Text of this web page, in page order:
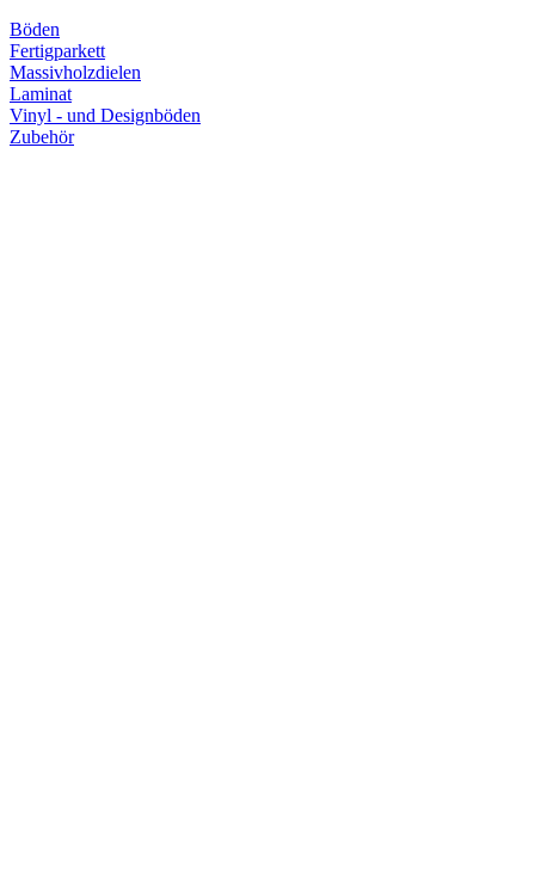
Böden
Fertigparkett
Massivholzdielen
Laminat
Vinyl - und Designböden
Zubehör